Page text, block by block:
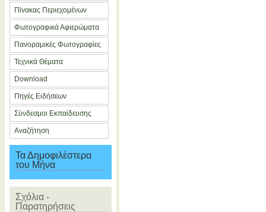
Πίνακας Περιεχομένων
Φωτογραφικά Αφιερώματα
Πανοραμικές Φωτογραφίες
Τεχνικά Θέματα
Download
Πηγές Ειδήσεων
Σύνδεσμοι Εκπαίδευσης
Αναζήτηση
Τα Δημοφιλέστερα
του Μήνα
Σχόλια -
Παρατηρήσεις